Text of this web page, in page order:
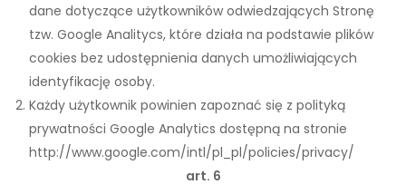
dane dotyczące użytkowników odwiedzających Stronę
tzw. Google Analitycs, które działa na podstawie plików
cookies bez udostępnienia danych umożliwiających
identyfikację osoby.
Każdy użytkownik powinien zapoznać się z polityką
prywatności Google Analytics dostępną na stronie
http://www.google.com/intl/pl_pl/policies/privacy/
art. 6